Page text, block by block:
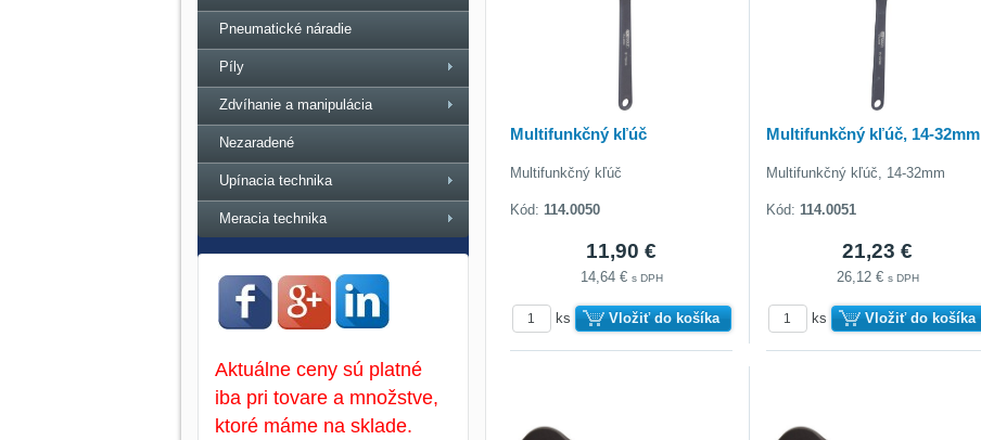
Multifunkčný kľúč
Multifunkčný kľúč
Kód: 114.0050
11,90 €
14,64 € s DPH
ks Vložiť do košíka
Multifunkčný kľúč, 14-32mm
Multifunkčný kľúč, 14-32mm
Kód: 114.0051
21,23 €
26,12 € s DPH
ks Vložiť do košíka
Pneumatické náradie
Píly
Zdvíhanie a manipulácia
Nezaradené
Upínacia technika
Meracia technika
Aktuálne ceny sú platné
iba pri tovare a množstve,
ktoré máme na sklade.